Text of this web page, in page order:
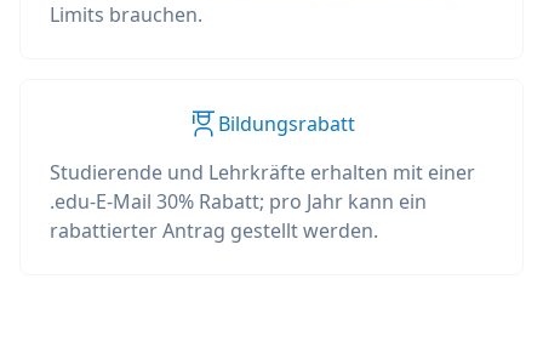
Limits brauchen.
Bildungsrabatt
Studierende und Lehrkräfte erhalten mit einer
.edu-E-Mail 30% Rabatt; pro Jahr kann ein
rabattierter Antrag gestellt werden.